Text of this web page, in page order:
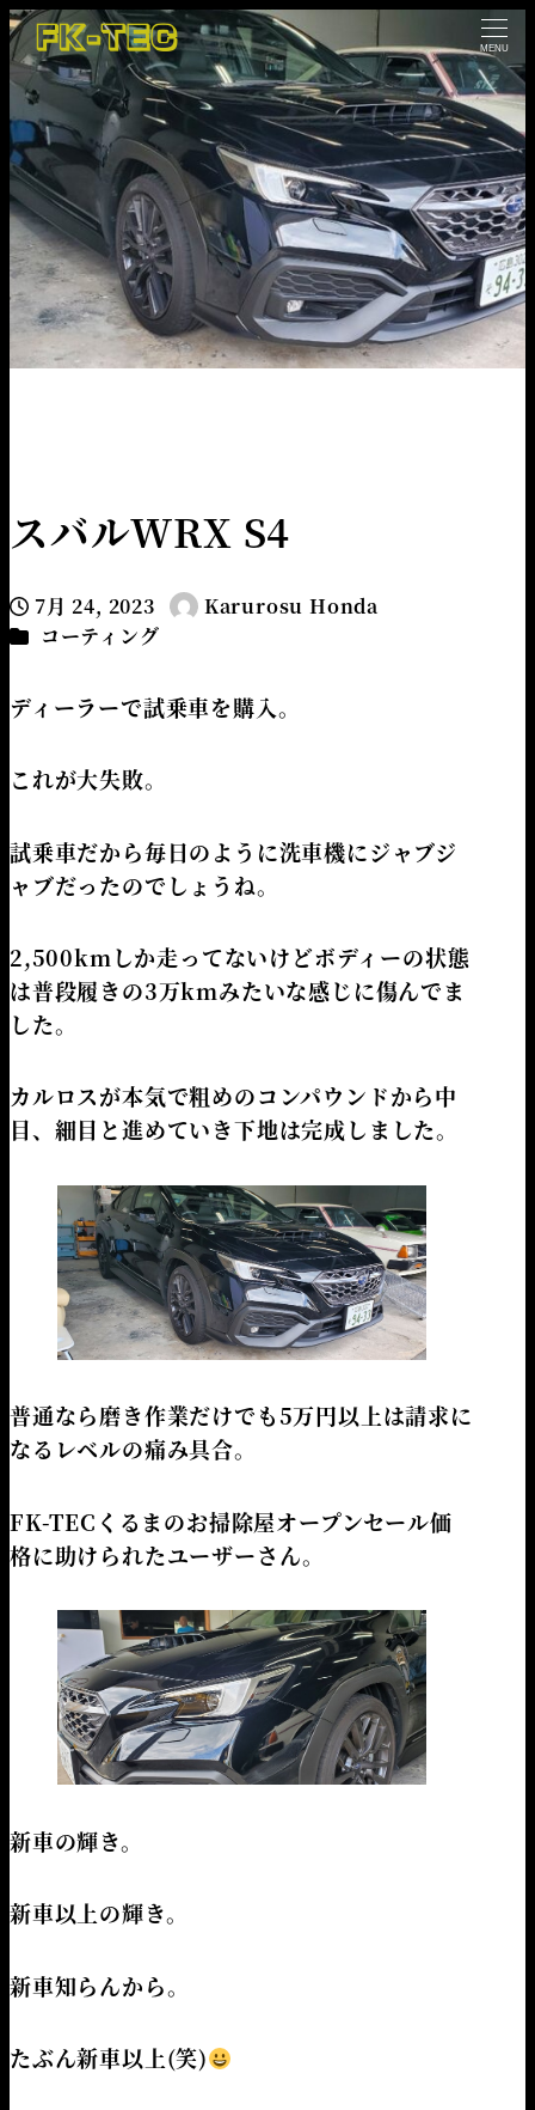
MENU
スバルWRX S4
投稿日7月 24, 2023 著 Karurosu Honda
カテゴリー
コーティング
ディーラーで試乗車を購入。
これが大失敗。
試乗車だから毎日のように洗車機にジャブジ
ャブだったのでしょうね。
2,500kmしか走ってないけどボディーの状態
は普段履きの3万kmみたいな感じに傷んでま
した。
カルロスが本気で粗めのコンパウンドから中
目、細目と進めていき下地は完成しました。
普通なら磨き作業だけでも5万円以上は請求に
なるレベルの痛み具合。
FK-TECくるまのお掃除屋オープンセール価
格に助けられたユーザーさん。
新車の輝き。
新車以上の輝き。
新車知らんから。
たぶん新車以上(笑)